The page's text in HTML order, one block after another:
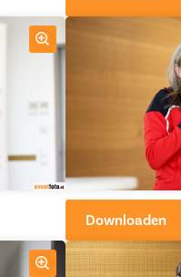
Downloaden